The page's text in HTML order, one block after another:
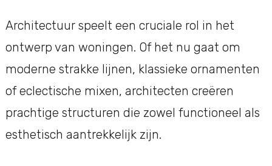
Architectuur speelt een cruciale rol in het
ontwerp van woningen. Of het nu gaat om
moderne strakke lijnen, klassieke ornamenten
of eclectische mixen, architecten creëren
prachtige structuren die zowel functioneel als
esthetisch aantrekkelijk zijn.